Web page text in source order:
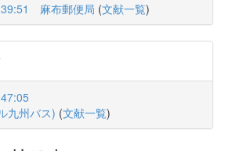
麻布郵便局 (文献一覧)
九州バス) (文献一覧)